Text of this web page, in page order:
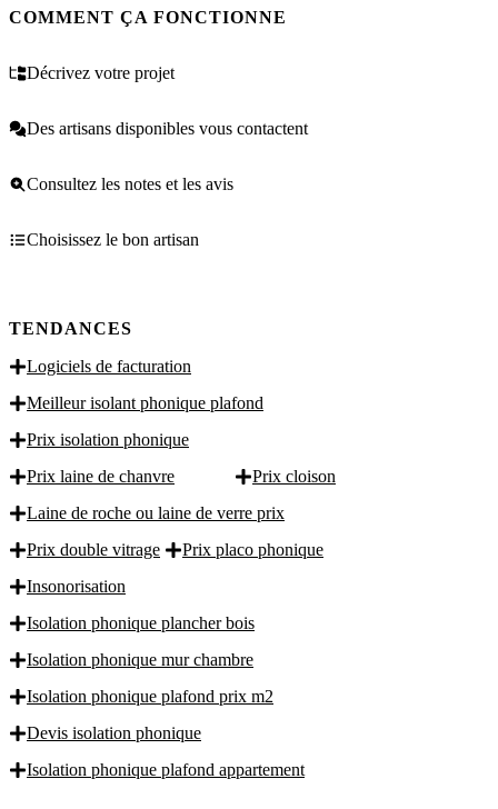
COMMENT ÇA FONCTIONNE
Décrivez votre projet
Des artisans disponibles vous contactent
Consultez les notes et les avis
Choisissez le bon artisan
TENDANCES
Logiciels de facturation
Meilleur isolant phonique plafond
Prix isolation phonique
Prix laine de chanvre
Prix cloison
Laine de roche ou laine de verre prix
Prix double vitrage
Prix placo phonique
Insonorisation
Isolation phonique plancher bois
Isolation phonique mur chambre
Isolation phonique plafond prix m2
Devis isolation phonique
Isolation phonique plafond appartement